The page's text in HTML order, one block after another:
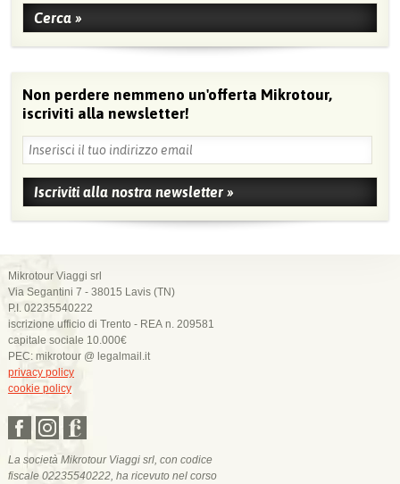
Non perdere nemmeno un'offerta Mikrotour,
iscriviti alla newsletter!
Mikrotour Viaggi srl
Via Segantini 7 - 38015 Lavis (TN)
P.I. 02235540222
iscrizione ufficio di Trento - REA n. 209581
capitale sociale 10.000€
PEC: mikrotour @ legalmail.it
privacy policy
cookie policy
La società Mikrotour Viaggi srl, con codice
fiscale 02235540222, ha ricevuto nel corso